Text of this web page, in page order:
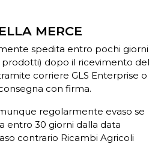
MERCE
spedita entro pochi giorni
prodotti) dopo il ricevimento del
corriere GLS Enterprise o
con firma.
regolarmente evaso se
entro 30 giorni dalla data
contrario Ricambi Agricoli